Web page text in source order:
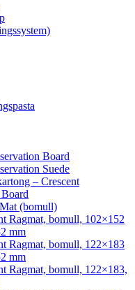
Board
Suede
– Crescent
(bomull)
Ragmat, bomull, 102×152
mm
Ragmat, bomull, 122×183
mm
Ragmat, bomull, 122×183,